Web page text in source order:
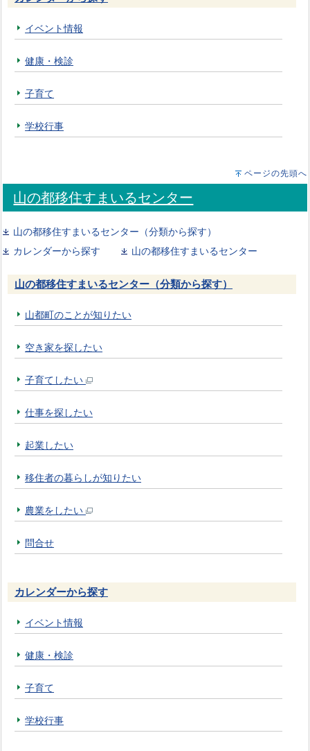
イベント情報
健康・検診
子育て
学校行事
ページの先頭へ
山の都移住すまいるセンター
山の都移住すまいるセンター（分類から探す）
カレンダーから探す
山の都移住すまいるセンター
山の都移住すまいるセンター（分類から探す）
山都町のことが知りたい
空き家を探したい
子育てしたい
仕事を探したい
起業したい
移住者の暮らしが知りたい
農業をしたい
問合せ
カレンダーから探す
イベント情報
健康・検診
子育て
学校行事